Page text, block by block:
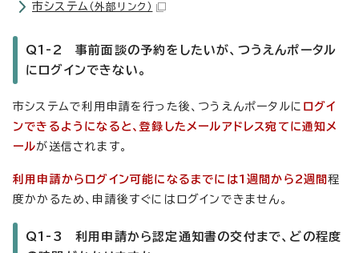
市システム （外部リンク）
Q1-2 事前面談の予約をしたいが、つうえんポータル
にログインできない。
市システムで利用申請を行った後、つうえんポータルに ログイ
ンできるようになると、登録したメールアドレス宛てに通知メ
ールが送信されます。
利用申請からログイン可能になるまでには1週間から2週間程
度かかるため、申請後すぐにはログインできません。
Q1-3 利用申請から認定通知書の交付まで、どの程度